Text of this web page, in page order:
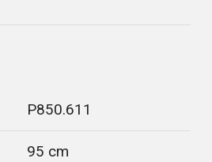
P850.611
95 cm